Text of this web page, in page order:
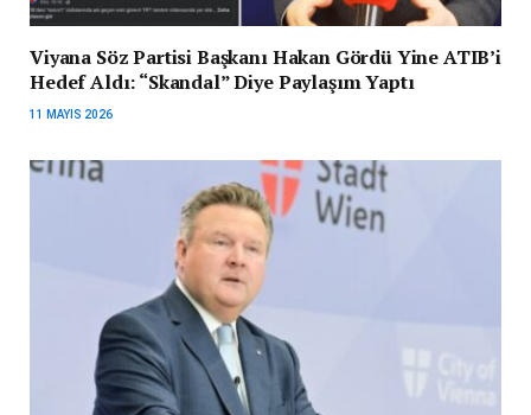
Viyana Söz Partisi Başkanı Hakan Gördü Yine ATIB’i
Hedef Aldı: “Skandal” Diye Paylaşım Yaptı
11 MAYIS 2026